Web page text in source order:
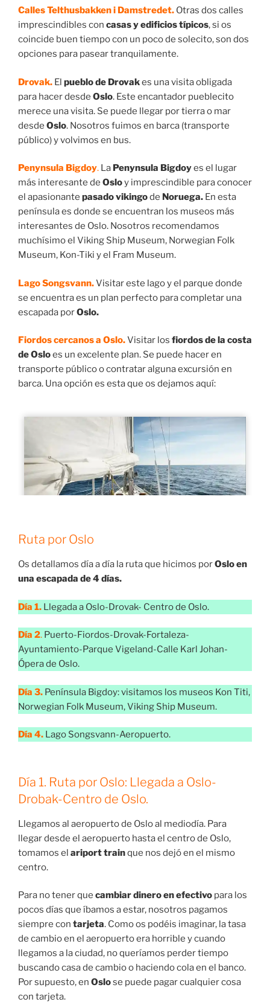
CallesTelthusbakken i Damstredet. Otras dos calles
imprescindibles con casas y edificios típicos, si os
coincide buen tiempo con un poco de solecito, son dos
opciones para pasear tranquilamente.
Drovak. El pueblo de Drovakes una visita obligada
para hacer desde Oslo. Este encantador pueblecito
merece una visita. Se puede llegar por tierra o mar
desde Oslo. Nosotros fuimos en barca (transporte
público) y volvimos en bus.
Penynsula Bigdoy. La Penynsula Bigdoyes el lugar
más interesante de Osloy imprescindible para conocer
el apasionante pasado vikingode Noruega. En esta
península es donde se encuentran los museos más
interesantes de Oslo. Nosotros recomendamos
muchísimo el Viking Ship Museum, Norwegian Folk
Museum, Kon-Tiki y el Fram Museum.
LagoSongsvann.Visitar este lago y el parque donde
se encuentra es un plan perfecto para completar una
escapada porOslo.
Fiordos cercanos a Oslo.Visitar los fiordos de la costa
de Osloes un excelente plan. Se puede hacer en
transporte público o contratar alguna excursión en
barca. Una opción es esta que os dejamos aquí:
Ruta por Oslo
Os detallamos día a día la ruta que hicimos porOslo en
una escapada de 4 días.
Día 1. Llegada a Oslo-Drovak- Centro de Oslo.
Día 2. Puerto-Fiordos-Drovak-Fortaleza-
Ayuntamiento-Parque Vigeland-Calle Karl Johan-
Ópera de Oslo.
Día 3. Península Bigdoy: visitamos los museos Kon Titi,
Norwegian Folk Museum, Viking Ship Museum.
Día 4. Lago Songsvann-Aeropuerto.
Día 1. Ruta por Oslo: Llegada a Oslo-
Drobak-Centro de Oslo.
Llegamos al aeropuerto de Oslo al mediodía. Para
llegar desde el aeropuerto hasta el centro de Oslo,
tomamos el ariport trainque nos dejó en el mismo
centro.
Para no tener que cambiar dinero en efectivo para los
pocos días que íbamos a estar, nosotros pagamos
siempre con tarjeta. Como os podéis imaginar, la tasa
de cambio en el aeropuerto era horrible y cuando
llegamos a la ciudad, no queríamos perder tiempo
buscando casa de cambio o haciendo cola en el banco.
Por supuesto, en Oslose puede pagar cualquier cosa
con tarjeta.